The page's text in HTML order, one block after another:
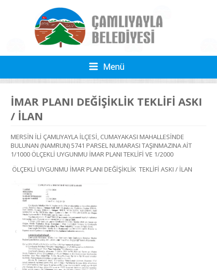
İMAR PLANI DEĞİŞİKLİK TEKLİFİ ASKI
/ İLAN
MERSİN İLİ ÇAMLIYAYLA İLÇESİ, CUMAYAKASI MAHALLESİNDE
BULUNAN (NAMRUN) 5741 PARSEL NUMARASI TAŞINMAZINA AİT
1/1000 ÖLÇEKLİ UYGUNMU İMAR PLANI TEKLİFİ VE 1/2000
ÖLÇEKLİ UYGUNMU İMAR PLANI DEĞİŞİKLİK TEKLİFİ ASKI / İLAN